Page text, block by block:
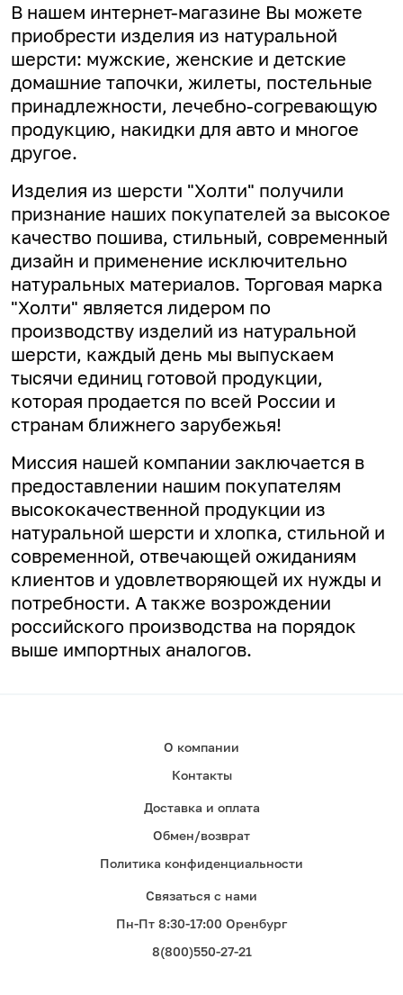
В нашем интернет-магазине Вы можете
приобрести изделия из натуральной
шерсти: мужские, женские и детские
домашние тапочки, жилеты, постельные
принадлежности, лечебно-согревающую
продукцию, накидки для авто и многое
другое.
Изделия из шерсти "Холти" получили
признание наших покупателей за высокое
качество пошива, стильный, современный
дизайн и применение исключительно
натуральных материалов. Торговая марка
"Холти" является лидером по
производству изделий из натуральной
шерсти, каждый день мы выпускаем
тысячи единиц готовой продукции,
которая продается по всей России и
странам ближнего зарубежья!
Миссия нашей компании заключается в
предоставлении нашим покупателям
высококачественной продукции из
натуральной шерсти и хлопка, стильной и
современной, отвечающей ожиданиям
клиентов и удовлетворяющей их нужды и
потребности. А также возрождении
российского производства на порядок
выше импортных аналогов.
О компании
Контакты
Доставка и оплата
Обмен/возврат
Политика конфиденциальности
Связаться с нами
Пн-Пт 8:30-17:00 Оренбург
8(800)550-27-21